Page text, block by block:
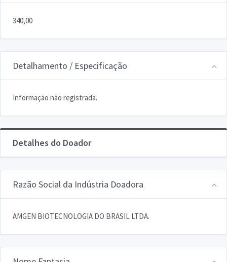
340,00
Detalhamento / Especificação
Informação não registrada.
Detalhes do Doador
Razão Social da Indústria Doadora
AMGEN BIOTECNOLOGIA DO BRASIL LTDA.